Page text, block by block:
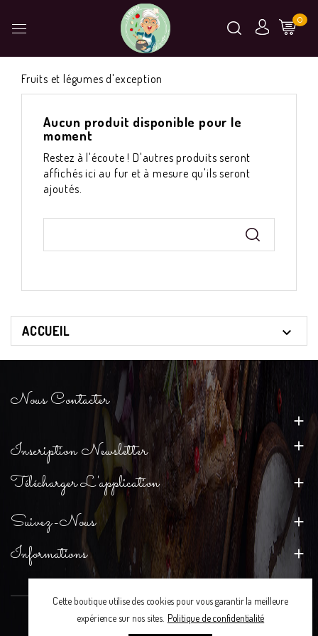
0
Fruits et légumes d'exception
Aucun produit disponible pour le
moment
Restez à l'écoute ! D'autres produits seront
affichés ici au fur et à mesure qu'ils seront
ajoutés.
ACCUEIL 
Nous Contacter

Inscription Newsletter 
Télécharger L'application 
Cette boutique utilise des cookies pour vous garantir la meilleure
expérience sur nos sites. Politique de confidentialité
Suivez-Nous 
Informations 